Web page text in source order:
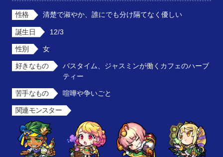
性格 清楚で淑やか、誰にでも分け隔てなく優しい
誕生日 12/3
性別 女
好きなもの
バスタイム、ジャスミンが働くカフェのハーブ
ティー
苦手なもの 喧嘩や争いごと
関連モンスター